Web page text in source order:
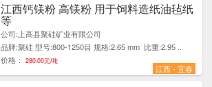
江西钙镁粉 高镁粉 用于饲料造纸油毡纸
等
公司:上高县聚硅矿业有限公司
品牌:聚硅 型号:800-1250目 规格:2.65 mm 比重:2.95 ..
价格：
280.00元/吨
江西 - 宜春